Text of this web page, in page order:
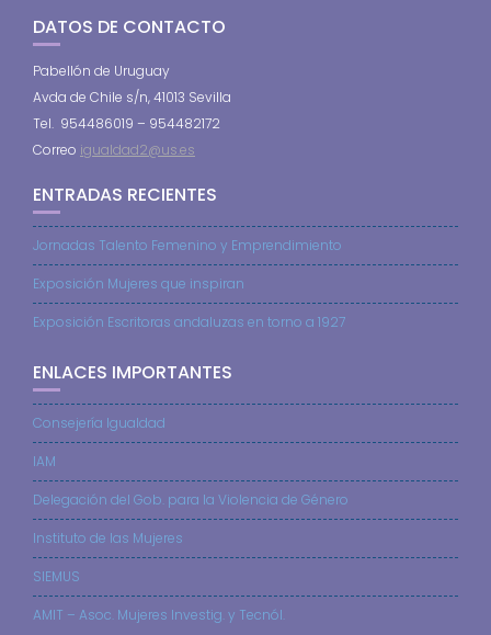
DATOS DE CONTACTO
Pabellón de Uruguay
Avda de Chile s/n, 41013 Sevilla
Tel. 954486019 – 954482172
Correo igualdad2@us.es
ENTRADAS RECIENTES
Jornadas Talento Femenino y Emprendimiento
Exposición Mujeres que inspiran
Exposición Escritoras andaluzas en torno a 1927
ENLACES IMPORTANTES
Consejería Igualdad
IAM
Delegación del Gob. para la Violencia de Género
Instituto de las Mujeres
SIEMUS
AMIT – Asoc. Mujeres Investig. y Tecnól.